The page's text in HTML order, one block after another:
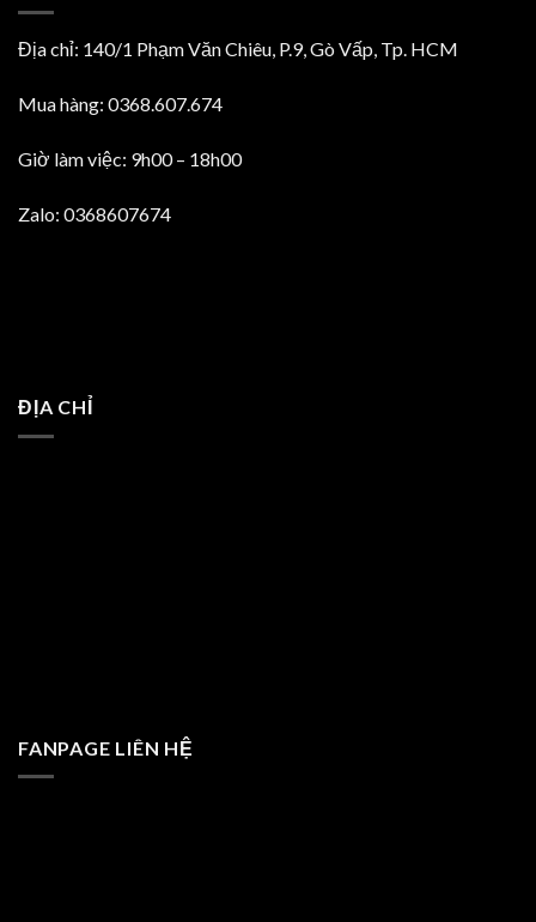
Địa chỉ: 140/1 Phạm Văn Chiêu, P.9, Gò Vấp, Tp. HCM
Mua hàng: 0368.607.674
Giờ làm việc: 9h00 – 18h00
Zalo: 0368607674
ĐỊA CHỈ
FANPAGE LIÊN HỆ